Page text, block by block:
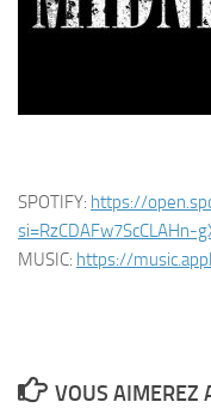
SPOTIFY: https://
si=RzCDAFw7ScCLAHn-
MUSIC: https://
VOUS AIMEREZ